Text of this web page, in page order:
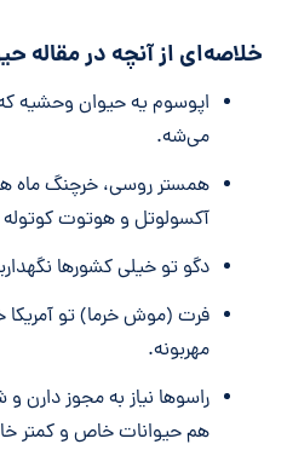
خلاصه‌ای از آنچه در مقاله
اپوسوم یه حیوان وحشیه
می‌شه.
همستر روسی، خرچنگ ماه
آکسولوتل و هوتوت کوتوله
دگو تو خیلی کشورها
فرت (موش خرما) تو
مهربونه.
راسوها نیاز به مجوز
هم حیوانات خاص و کمتر